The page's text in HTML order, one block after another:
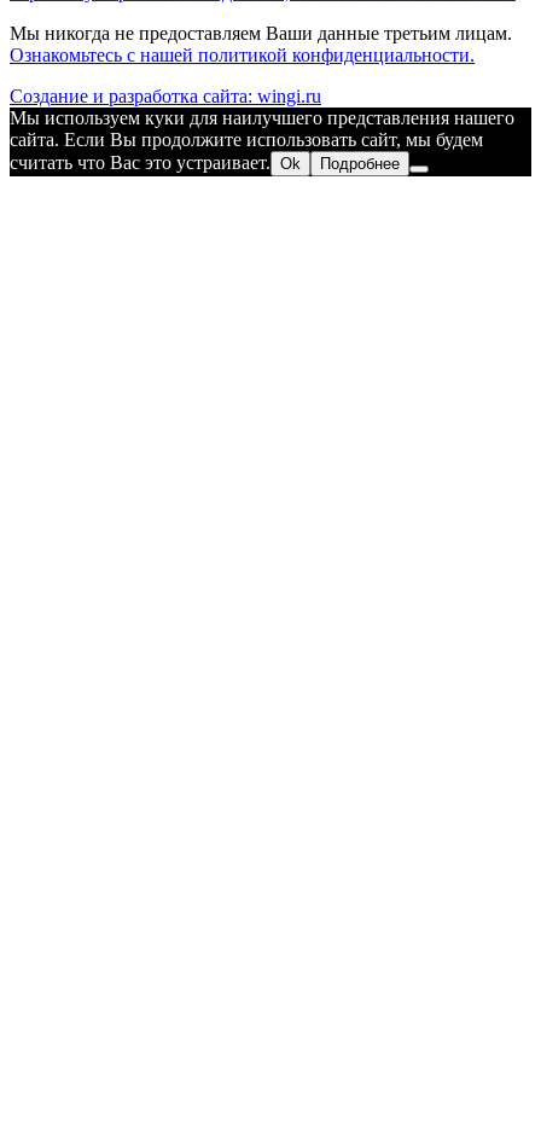
Мы никогда не предоставляем Ваши данные третьим лицам.
Ознакомьтесь с нашей политикой конфиденциальности.
Создание и разработка сайта: wingi.ru
Мы используем куки для наилучшего представления нашего
сайта. Если Вы продолжите использовать сайт, мы будем
считать что Вас это устраивает. Ok Подробнее